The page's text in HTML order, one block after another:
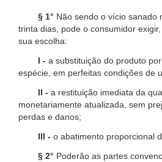
§ 1° Não sendo o vício sanado
trinta dias, pode o consumidor
sua escolha:
I - a substituição do produto
espécie, em perfeitas condições de
II - a restituição imediata da
monetariamente atualizada, sem
perdas e danos;
III - o abatimento proporcional
§ 2° Poderão as partes